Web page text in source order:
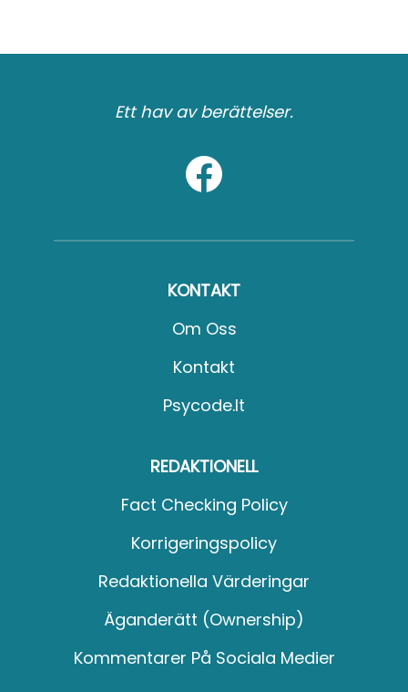
Ett hav av berättelser.
KONTAKT
Om Oss
Kontakt
Psycode.it
REDAKTIONELL
Fact Checking Policy
Korrigeringspolicy
Redaktionella Värderingar
Äganderätt (Ownership)
Kommentarer På Sociala Medier